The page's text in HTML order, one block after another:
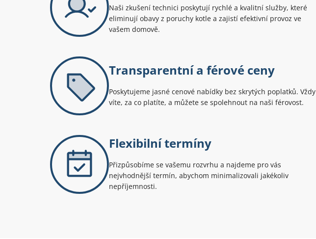
Naši zkušení technici poskytují rychlé a kvalitní služby, které
eliminují obavy z poruchy kotle a zajistí efektivní provoz ve
vašem domově.
Transparentní a férové ceny
Poskytujeme jasné cenové nabídky bez skrytých poplatků. Vždy
víte, za co platíte, a můžete se spolehnout na naši férovost.
Flexibilní termíny
Přizpůsobíme se vašemu rozvrhu a najdeme pro vás
nejvhodnější termín, abychom minimalizovali jakékoliv
nepříjemnosti.